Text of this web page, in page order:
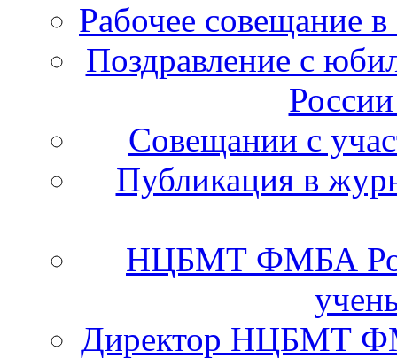
Рабочее совещание
Поздравление с
Cовещании с
Публикация в
НЦБМТ ФМБА
Директор НЦБМТ